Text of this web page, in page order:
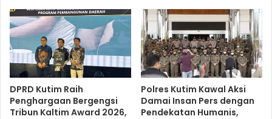
DPRD Kutim Raih
Penghargaan Bergengsi
Tribun Kaltim Award 2026,
Polres Kutim Kawal Aksi
Damai Insan Pers dengan
Pendekatan Humanis,